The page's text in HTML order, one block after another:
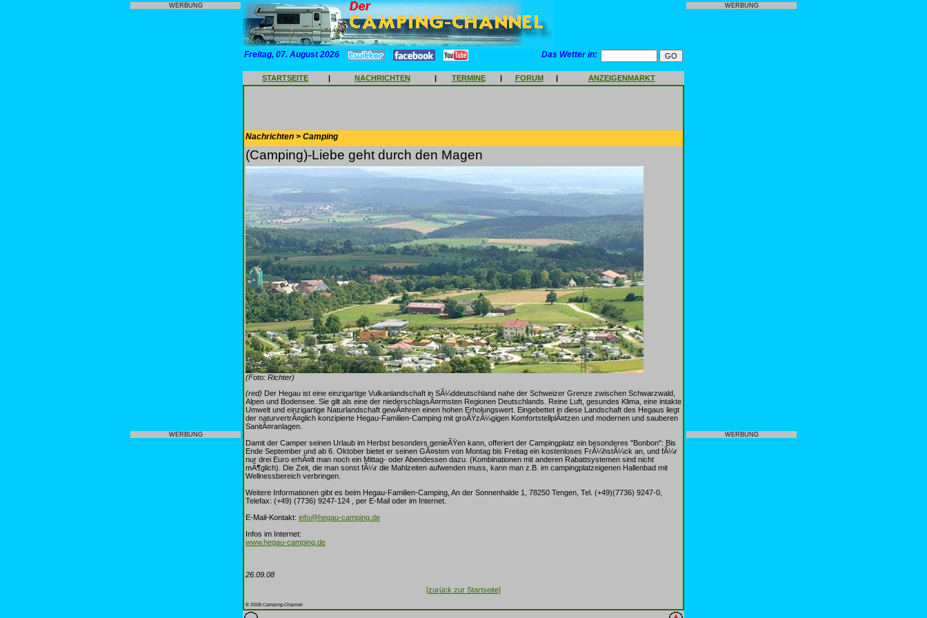
WERBUNG
WERBUNG
Freitag, 07. August 2026 Das Wetter in:
STARTSEITE | NACHRICHTEN | TERMINE | FORUM | ANZEIGENMARKT
Nachrichten > Camping
(Camping)-Liebe geht durch den Magen
(Foto: Richter)
(red) Der Hegau ist eine einzigartige Vulkanlandschaft in SÃ¼ddeutschland nahe der Schweizer Grenze zwischen Schwarzwald,
Alpen und Bodensee. Sie gilt als eine der niederschlagsÃ¤rmsten Regionen Deutschlands. Reine Luft, gesundes Klima, eine intakte
Umwelt und einzigartige Naturlandschaft gewÃ¤hren einen hohen Erholungswert. Eingebettet in diese Landschaft des Hegaus liegt
der naturvertrÃ¤glich konzipierte Hegau-Familien-Camping mit groÃŸzÃ¼gigen KomfortstellplÃ¤tzen und modernen und sauberen
SanitÃ¤ranlagen.
Damit der Camper seinen Urlaub im Herbst besonders genieÃŸen kann, offeriert der Campingplatz ein besonderes "Bonbon": Bis
Ende September und ab 6. Oktober bietet er seinen GÃ¤sten von Montag bis Freitag ein kostenloses FrÃ¼hstÃ¼ck an, und fÃ¼r
nur drei Euro erhÃ¤lt man noch ein Mittag- oder Abendessen dazu. (Kombinationen mit anderen Rabattsystemen sind nicht
mÃ¶glich). Die Zeit, die man sonst fÃ¼r die Mahlzeiten aufwenden muss, kann man z.B. im campingplatzeigenen Hallenbad mit
Wellnessbereich verbringen.
Weitere Informationen gibt es beim Hegau-Familien-Camping, An der Sonnenhalde 1, 78250 Tengen, Tel. (+49)(7736) 9247-0,
Telefax: (+49) (7736) 9247-124 , per E-Mail oder im Internet.
E-Mail-Kontakt: info@hegau-camping.de
Infos im Internet:
www.hegau-camping.de
26.09.08
[zurück zur Startseite]
© 2008 Camping-Channel
WERBUNG
WERBUNG